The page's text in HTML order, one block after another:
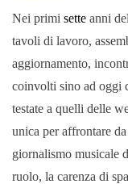
Nei primi sette anni
tavoli di lavoro,
aggiornamento,
coinvolti sino ad oggi
testate a quelli delle
unica per affrontare
giornalismo musicale
ruolo, la carenza di